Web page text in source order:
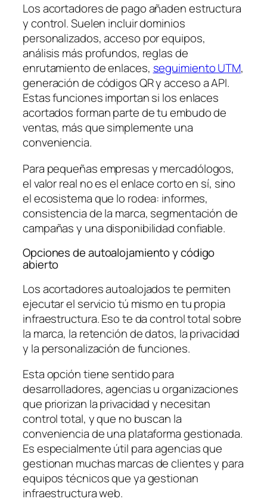
Los acortadores de pago añaden estructura
y control. Suelen incluir dominios
personalizados, acceso por equipos,
análisis más profundos, reglas de
enrutamiento de enlaces, seguimiento UTM,
generación de códigos QR y acceso a API.
Estas funciones importan si los enlaces
acortados forman parte de tu embudo de
ventas, más que simplemente una
conveniencia.
Para pequeñas empresas y mercadólogos,
el valor real no es el enlace corto en sí, sino
el ecosistema que lo rodea: informes,
consistencia de la marca, segmentación de
campañas y una disponibilidad confiable.
Opciones de autoalojamiento y código
abierto
Los acortadores autoalojados te permiten
ejecutar el servicio tú mismo en tu propia
infraestructura. Eso te da control total sobre
la marca, la retención de datos, la privacidad
y la personalización de funciones.
Esta opción tiene sentido para
desarrolladores, agencias u organizaciones
que priorizan la privacidad y necesitan
control total, y que no buscan la
conveniencia de una plataforma gestionada.
Es especialmente útil para agencias que
gestionan muchas marcas de clientes y para
equipos técnicos que ya gestionan
infraestructura web.